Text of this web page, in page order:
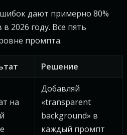
дают примерно 80%
2026 году. Все пять
промпта.
Решение
на
Добавляй
«transparent
background» в
каждый промпт